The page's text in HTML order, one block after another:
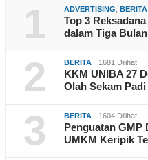
1 ADVERTISING BERITA
Top 3
dalam Tiga Bulan
2 BERITA 1681 Dilihat
KKM UNIBA 27
Olah Sekam
3 BERITA 1604 Dilihat
Penguatan GMP
UMKM Keripik